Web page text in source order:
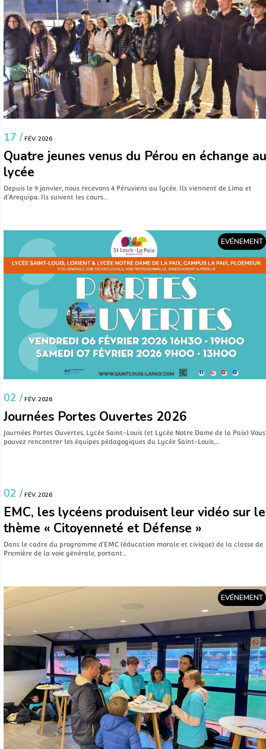
17 / FÉV. 2026
Quatre jeunes venus du Pérou en échange au
lycée
Depuis le 9 janvier, nous recevons 4 Péruviens au lycée. Ils viennent de Lima et
d’Arequipa. Ils suivent les cours…
EVÉNEMENT
02 / FÉV. 2026
Journées Portes Ouvertes 2026
Journées Portes Ouvertes, Lycée Saint-Louis (et Lycée Notre Dame de la Paix) Vous
pouvez rencontrer les équipes pédagogiques du Lycée Saint-Louis,…
02 / FÉV. 2026
EMC, les lycéens produisent leur vidéo sur le
thème « Citoyenneté et Défense »
Dans le cadre du programme d’EMC (éducation morale et civique) de la classe de
Première de la voie générale, portant…
EVÉNEMENT